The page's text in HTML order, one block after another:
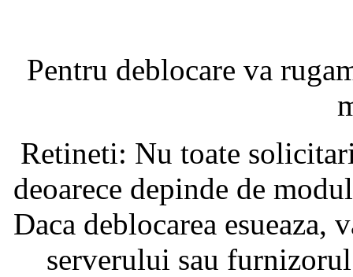
Pentru deblocare va
Retineti: Nu toate
deoarece depinde de
Daca deblocarea
serverului sau